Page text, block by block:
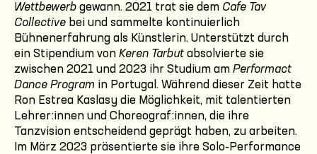
Wettbewerb gewann. 2021 trat sie dem Cafe Tav
Collective bei und sammelte kontinuierlich
Bühnenerfahrung als Künstlerin. Unterstützt durch
ein Stipendium von Keren Tarbut absolvierte sie
zwischen 2021 und 2023 ihr Studium am Performact
Dance Program in Portugal. Während dieser Zeit hatte
Ron Estrea Kaslasy die Möglichkeit, mit talentierten
Lehrer:innen und Choreograf:innen, die ihre
Tanzvision entscheidend geprägt haben, zu arbeiten.
Im März 2023 präsentierte sie ihre Solo-Performance